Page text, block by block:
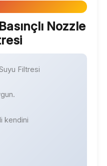
Nozzle
Filtresi
kendini